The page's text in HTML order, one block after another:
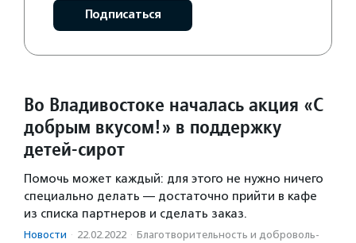
Подписаться
Во Владивостоке началась акция «С
добрым вкусом!» в поддержку
детей-сирот
Помочь может каждый: для этого не нужно ничего
специально делать — достаточно прийти в кафе
из списка партнеров и сделать заказ.
Новости · 22.02.2022 · Благотвори­тель­ность и доброволь­